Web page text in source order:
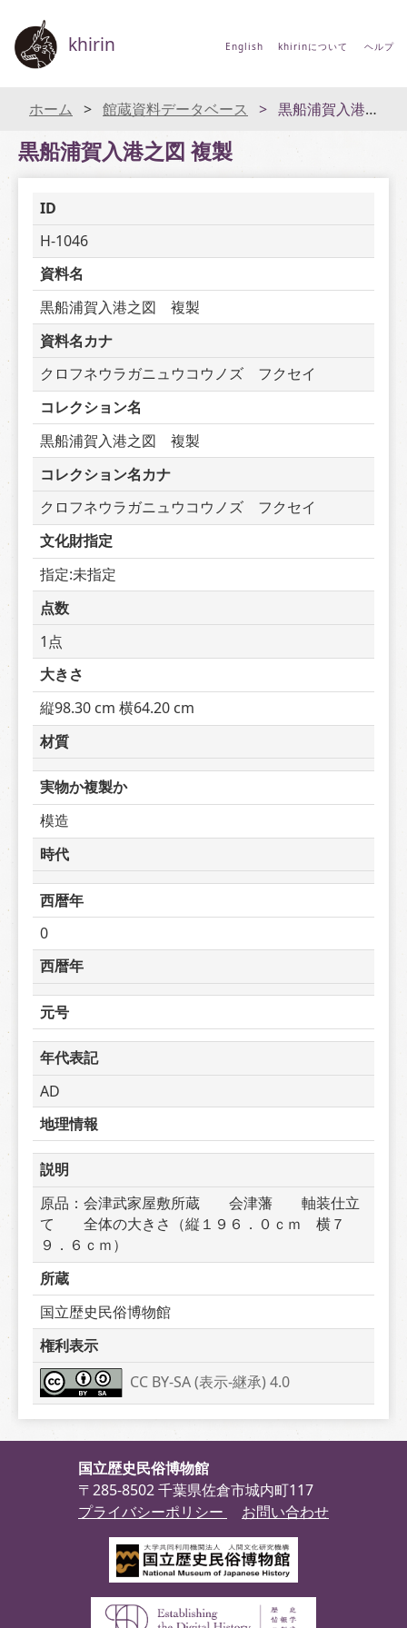
khirin English khirinについて ヘルプ
ホーム 館蔵資料データベース 黒船浦賀入港之図 複製
黒船浦賀入港之図 複製
ID
H-1046
資料名
黒船浦賀入港之図　複製
資料名カナ
クロフネウラガニュウコウノズ　フクセイ
コレクション名
黒船浦賀入港之図　複製
コレクション名カナ
クロフネウラガニュウコウノズ　フクセイ
文化財指定
指定:未指定
点数
1点
大きさ
縦98.30 cm 横64.20 cm
材質
実物か複製か
模造
時代
西暦年
0
西暦年
元号
年代表記
AD
地理情報
説明
原品：会津武家屋敷所蔵　　会津藩　　軸装仕立
て　　全体の大きさ（縦１９６．０ｃｍ　横７
９．６ｃｍ）
所蔵
国立歴史民俗博物館
権利表示
CC BY-SA (表示-継承) 4.0
国立歴史民俗博物館
〒285-8502 千葉県佐倉市城内町117
プライバシーポリシー
お問い合わせ